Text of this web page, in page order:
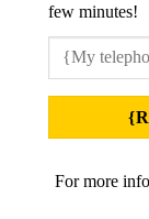
few minutes!
For more